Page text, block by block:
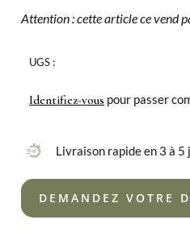
SOPA
EXTRA
Attention : cette article ce vend
UGS :
Identifiez-vous pour passer
Livraison rapide en 3 à
DEMANDEZ VOTRE